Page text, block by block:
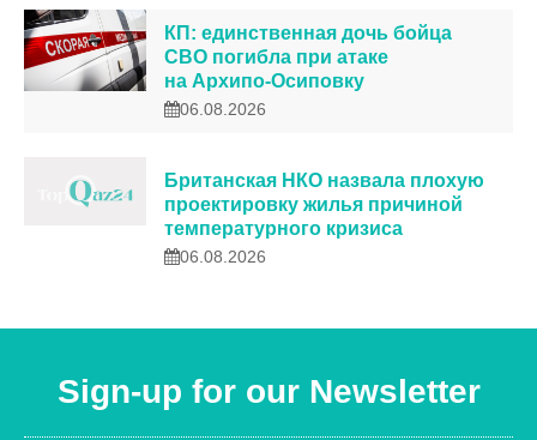
КП: единственная дочь бойца
СВО погибла при атаке
на Архипо-Осиповку
06.08.2026
Британская НКО назвала плохую
проектировку жилья причиной
температурного кризиса
06.08.2026
Sign-up for our Newsletter